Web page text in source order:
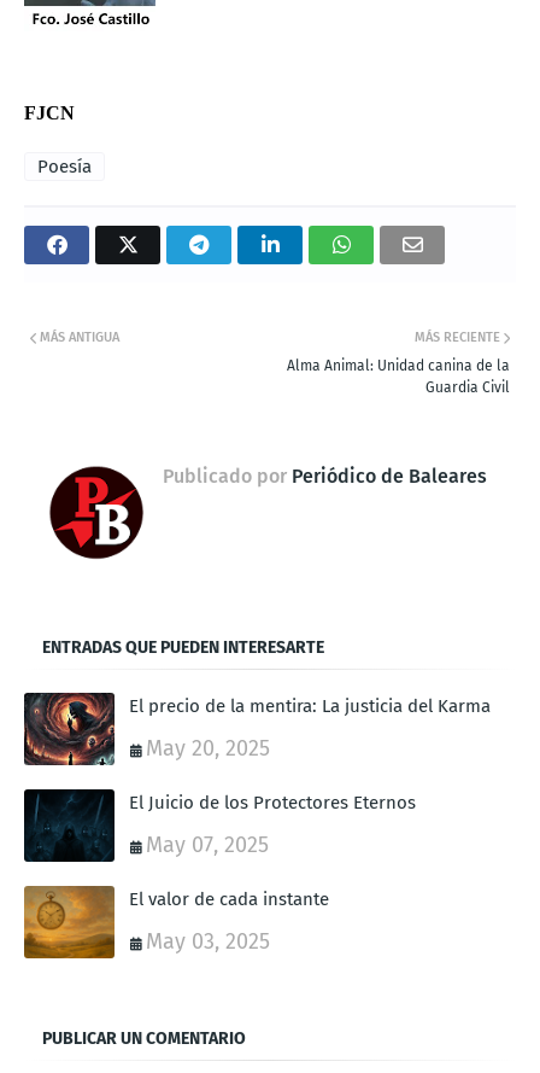
FJCN
Poesía
MÁS RECIENTE
Alma Animal: Unidad canina de la
Guardia Civil
MÁS ANTIGUA
Publicado por Periódico de Baleares
ENTRADAS QUE PUEDEN INTERESARTE
El precio de la mentira: La justicia del Karma
May 20, 2025
El Juicio de los Protectores Eternos
May 07, 2025
El valor de cada instante
May 03, 2025
PUBLICAR UN COMENTARIO